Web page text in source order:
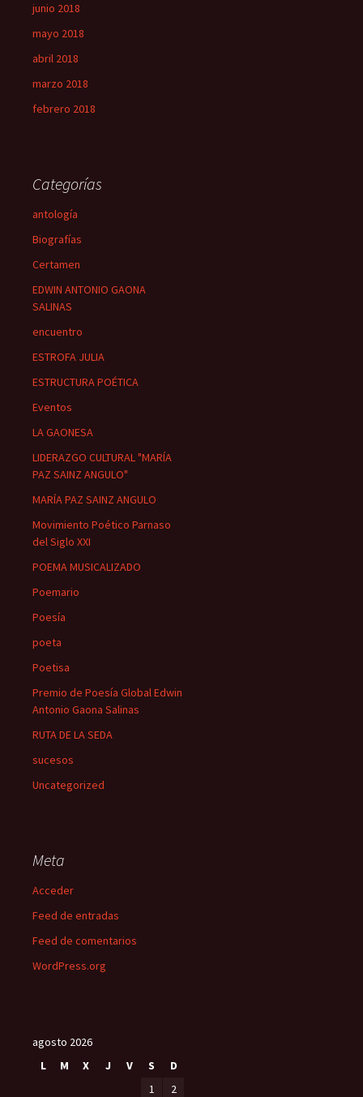
junio 2018
mayo 2018
abril 2018
marzo 2018
febrero 2018
Categorías
antología
Biografías
Certamen
EDWIN ANTONIO GAONA
SALINAS
encuentro
ESTROFA JULIA
ESTRUCTURA POÉTICA
Eventos
LA GAONESA
LIDERAZGO CULTURAL "MARÍA
PAZ SAINZ ANGULO"
MARÍA PAZ SAINZ ANGULO
Movimiento Poético Parnaso
del Siglo XXI
POEMA MUSICALIZADO
Poemario
Poesía
poeta
Poetisa
Premio de Poesía Global Edwin
Antonio Gaona Salinas
RUTA DE LA SEDA
sucesos
Uncategorized
Meta
Acceder
Feed de entradas
Feed de comentarios
WordPress.org
agosto 2026
L
M X J V S
D
1
2